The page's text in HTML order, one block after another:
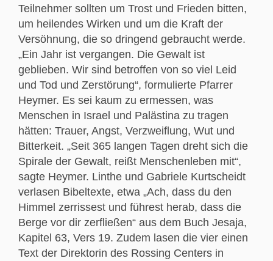
Teilnehmer sollten um Trost und Frieden bitten,
um heilendes Wirken und um die Kraft der
Versöhnung, die so dringend gebraucht werde.
„Ein Jahr ist vergangen. Die Gewalt ist
geblieben. Wir sind betroffen von so viel Leid
und Tod und Zerstörung“, formulierte Pfarrer
Heymer. Es sei kaum zu ermessen, was
Menschen in Israel und Palästina zu tragen
hätten: Trauer, Angst, Verzweiflung, Wut und
Bitterkeit. „Seit 365 langen Tagen dreht sich die
Spirale der Gewalt, reißt Menschenleben mit“,
sagte Heymer. Linthe und Gabriele Kurtscheidt
verlasen Bibeltexte, etwa „Ach, dass du den
Himmel zerrissest und führest herab, dass die
Berge vor dir zerfließen“ aus dem Buch Jesaja,
Kapitel 63, Vers 19. Zudem lasen die vier einen
Text der Direktorin des Rossing Centers in